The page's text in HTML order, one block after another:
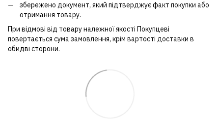
збережено документ, який підтверджує факт покупки або
отримання товару.
При відмові від товару належної якості Покупцеві
повертається сума замовлення, крім вартості доставки в
обидві сторони.